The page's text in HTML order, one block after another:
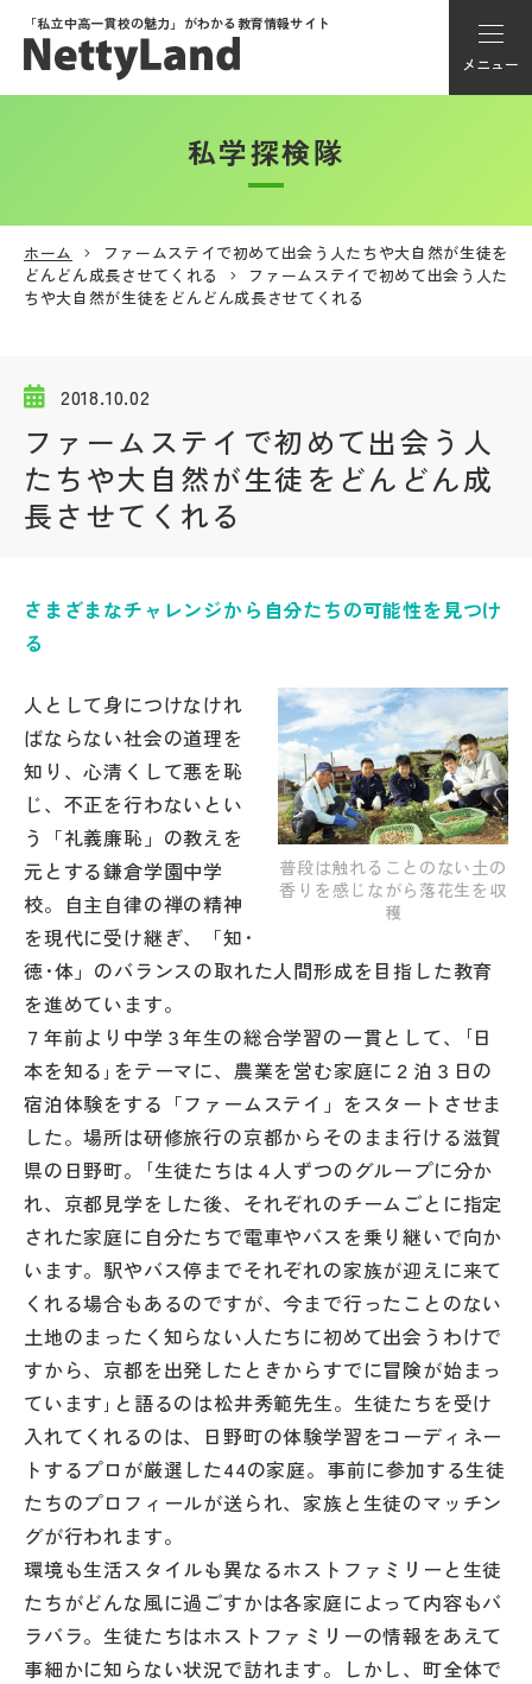
「私立中高一貫校の魅力」がわかる教育情報サイト
メニュー
アカウント登録
メニュー
私学探検隊
説明会・イベント情報
学校からのお知らせ
学校HP最新情報
特集
NettyLandかわら版
その他
お問い合わせ
個人情報保護方針
サイトマップ
運営会社
私学探検隊
ホーム
ファームステイで初めて出会う人たちや大自然が生徒を
どんどん成長させてくれる
ファームステイで初めて出会う人た
ちや大自然が生徒をどんどん成長させてくれる
2018.10.02
ファームステイで初めて出会う人
たちや大自然が生徒をどんどん成
長させてくれる
さまざまなチャレンジから自分たちの可能性を見つけ
る
普段は触れることのない土の
香りを感じながら落花生を収
穫
人として身につけなけれ
ばならない社会の道理を
知り、心清くして悪を恥
じ、不正を行わないとい
う「礼義廉恥」の教えを
元とする鎌倉学園中学
校。自主自律の禅の精神
を現代に受け継ぎ、「知･
徳･体」のバランスの取れた人間形成を目指した教育
を進めています。
７年前より中学３年生の総合学習の一貫として、｢日
本を知る｣をテーマに、農業を営む家庭に２泊３日の
宿泊体験をする「ファームステイ」をスタートさせま
した。場所は研修旅行の京都からそのまま行ける滋賀
県の日野町。｢生徒たちは４人ずつのグループに分か
れ、京都見学をした後、それぞれのチームごとに指定
された家庭に自分たちで電車やバスを乗り継いで向か
います。駅やバス停までそれぞれの家族が迎えに来て
くれる場合もあるのですが、今まで行ったことのない
土地のまったく知らない人たちに初めて出会うわけで
すから、京都を出発したときからすでに冒険が始まっ
ています｣と語るのは松井秀範先生。生徒たちを受け
入れてくれるのは、日野町の体験学習をコーディネー
トするプロが厳選した44の家庭。事前に参加する生徒
たちのプロフィールが送られ、家族と生徒のマッチン
グが行われます。
環境も生活スタイルも異なるホストファミリーと生徒
たちがどんな風に過ごすかは各家庭によって内容もバ
ラバラ。生徒たちはホストファミリーの情報をあえて
事細かに知らない状況で訪れます。しかし、町全体で